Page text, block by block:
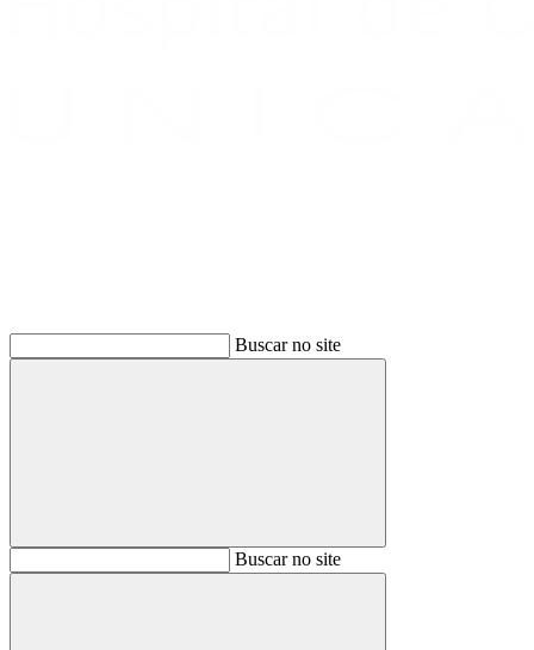
Buscar no site
BuscarBuscar no site